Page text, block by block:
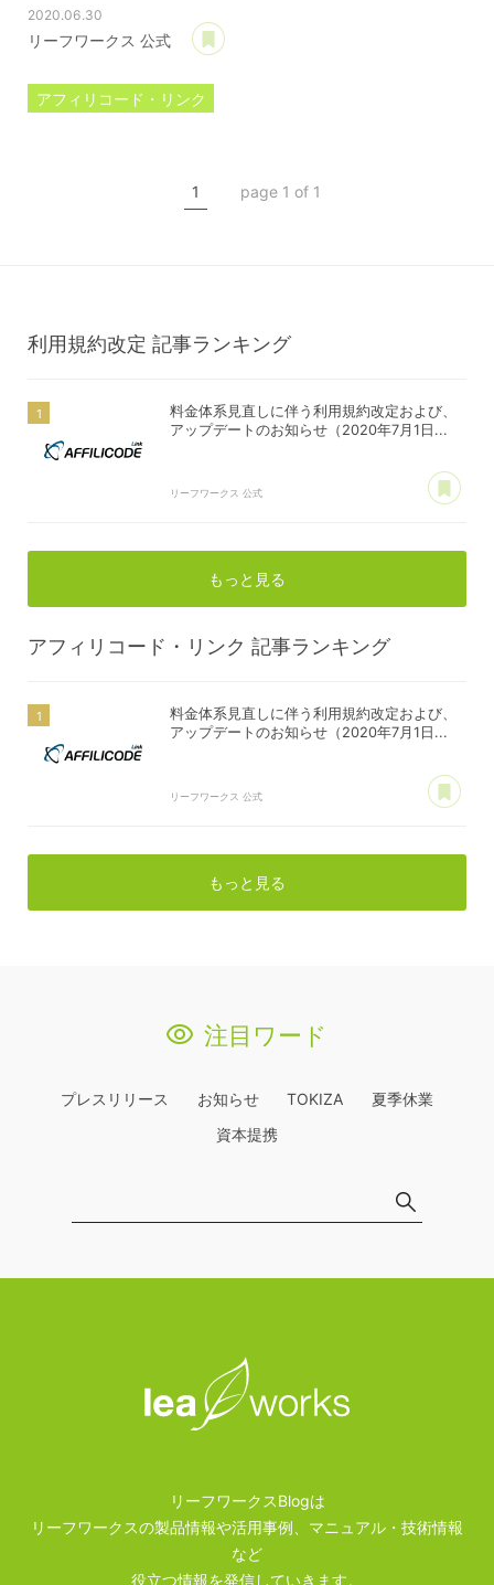
2020.06.30
リーフワークス 公式
アフィリコード・リンク
1 page 1 of 1
利用規約改定 記事ランキング
料金体系見直しに伴う利用規約改定および、
アップデートのお知らせ（2020年7月1日...
リーフワークス 公式
もっと見る
アフィリコード・リンク 記事ランキング
料金体系見直しに伴う利用規約改定および、
アップデートのお知らせ（2020年7月1日...
リーフワークス 公式
もっと見る
注目ワード
プレスリリース お知らせ TOKIZA
夏季休業
資本提携
リーフワークスBlogは
リーフワークスの製品情報や活用事例、マニュアル・技術情報
など
役立つ情報を発信していきます。